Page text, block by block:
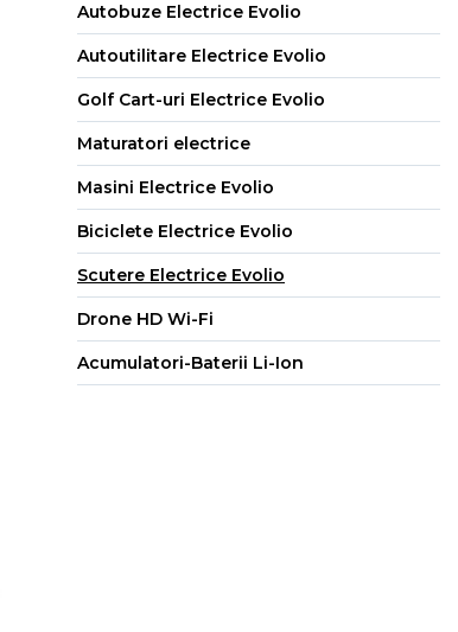
Autobuze Electrice Evolio
Autoutilitare Electrice Evolio
Golf Cart-uri Electrice Evolio
Maturatori electrice
Masini Electrice Evolio
Biciclete Electrice Evolio
Scutere Electrice Evolio
Drone HD Wi-Fi
Acumulatori-Baterii Li-Ion